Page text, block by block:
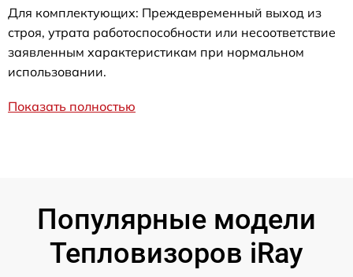
Для комплектующих: Преждевременный выход из
строя, утрата работоспособности или несоответствие
заявленным характеристикам при нормальном
использовании.
Показать полностью
Популярные модели
Тепловизоров iRay